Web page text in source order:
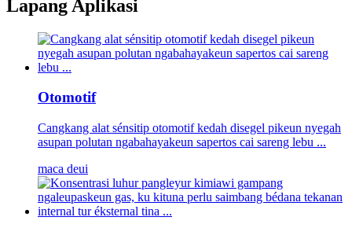
Lapang Aplikasi
Otomotif
Cangkang alat sénsitip otomotif kedah disegel pikeun nyegah
asupan polutan ngabahayakeun sapertos cai sareng lebu ...
maca deui